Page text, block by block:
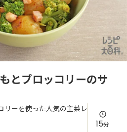
合わせ
が ゴーヤ
とブロッコリーのサ
リーを使った人気の主菜レ
15分